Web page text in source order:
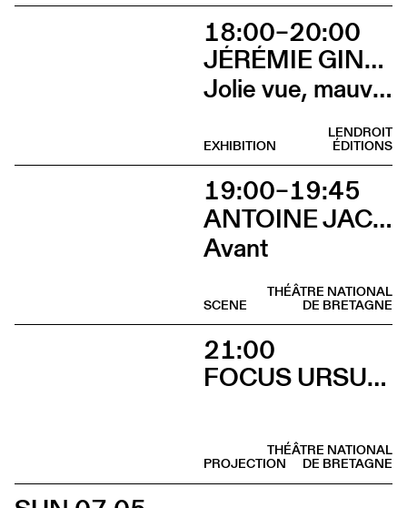
18:00–20:00
JÉRÉMIE GINDRE
Jolie vue, mauvais présage (Vernissage)
LENDROIT
ÉDITIONS
EXHIBITION
19:00–19:45
ANTOINE JACCOUD AVEC MATHIEU AMALRIC ET MARTHE KELLER
Avant
THÉÂTRE NATIONAL
DE BRETAGNE
SCENE
21:00
FOCUS URSULA MEIER
THÉÂTRE NATIONAL
DE BRETAGNE
PROJECTION